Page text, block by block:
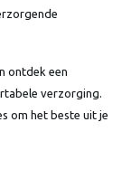
ontdek een
verzorging.
om het beste uit je